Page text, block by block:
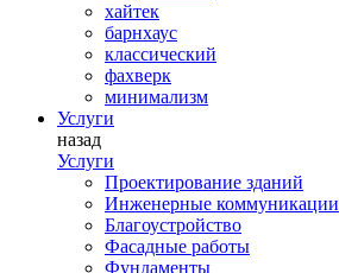
хайтек
барнхаус
классический
фахверк
минимализм
Услуги
назад
Услуги
Проектирование зданий
Инженерные коммуникации
Благоустройство
Фасадные работы
Фундаменты